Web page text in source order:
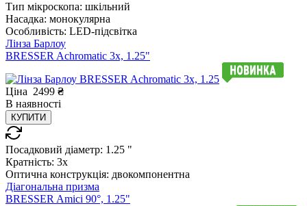
Тип мікроскопа: шкільний
Насадка: монокулярна
Особливість: LED-підсвітка
Лінза Барлоу
BRESSER Achromatic 3x, 1.25"
Ціна 2499 ₴
В наявності
КУПИТИ
Посадковий діаметр: 1.25 "
Кратність: 3x
Оптична конструкція: двокомпонентна
Діагональна призма
BRESSER Amici 90°, 1.25"